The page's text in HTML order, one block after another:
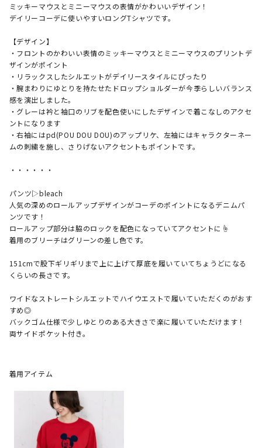
ミッキーマウスとミニーマウスの表情がかわいいデザイン！
デイリーコーデに使いやすいロングTシャツです。
【デザイン】
・フロントのかわいい表情のミッキーマウスとミニーマウスのプリントデ
ザインがポイント
・リラックスしたシルエットがデイリースタイルにぴったり
・腕まわりにゆとりを持たせたドロップショルダーが今季らしいバランス
感を演出しました。
・グレーは衿と袖口のリブを配色使いにしたデザインで着こなしのアクセ
ントになります
・右袖にはpd(POU DOU DOU)のアップリケ、左袖にはキャラクターネー
ムの刺繍を施し、さりげないアクセントもポイントです。
・・・・・・
パンツ▷bleach
人気の深めのロールアップデザインがコーデのポイントになるデニムパ
ンツです！
ロールアップ部分は脇のロックを配色になっていてアクセントに☝︎
着用のブリーチはグリーンの差し色です。
151cmで股下ギリギリまで上に上げて厚底を履いていてちょうどになる
くらいの長さです。
ワイドなストレートシルエットでハイウエストで履いていただくのがおす
すめ◎
バックゴム仕様で少しゆとりのある大きさで楽に履いていただけます！
両サイドポケット付き。
着用アイテム